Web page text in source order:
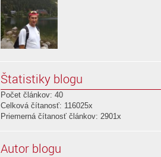
Štatistiky blogu
Počet článkov: 40
Celková čítanosť: 116025x
Priemerná čítanosť článkov: 2901x
Autor blogu